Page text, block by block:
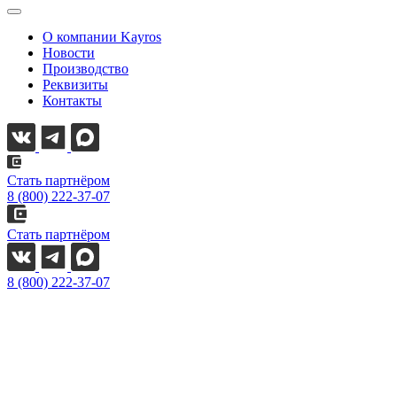
О компании Kayros
Новости
Производство
Реквизиты
Контакты
Стать партнёром
8 (800) 222-37-07
Стать партнёром
8 (800) 222-37-07